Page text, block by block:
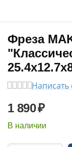
Фреза
Написать
1 890₽
В наличии